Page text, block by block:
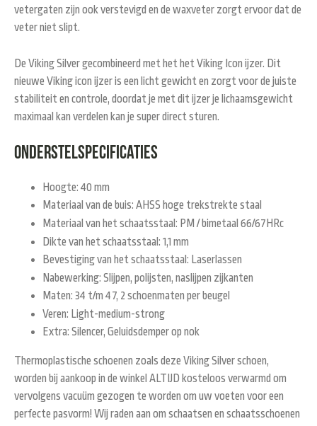
vetergaten zijn ook verstevigd en de waxveter zorgt ervoor dat de
veter niet slipt.
De Viking Silver gecombineerd met het het Viking Icon ijzer. Dit
nieuwe Viking icon ijzer is een licht gewicht en zorgt voor de juiste
stabiliteit en controle, doordat je met dit ijzer je lichaamsgewicht
maximaal kan verdelen kan je super direct sturen.
Onderstelspecificaties
Hoogte: 40 mm
Materiaal van de buis: AHSS hoge trekstrekte staal
Materiaal van het schaatsstaal: PM / bimetaal 66/67HRc
Dikte van het schaatsstaal: 1,1 mm
Bevestiging van het schaatsstaal: Laserlassen
Nabewerking: Slijpen, polijsten, naslijpen zijkanten
Maten: 34 t/m 47, 2 schoenmaten per beugel
Veren: Light-medium-strong
Extra: Silencer, Geluidsdemper op nok
Thermoplastische schoenen zoals deze Viking Silver schoen,
worden bij aankoop in de winkel ALTIJD kosteloos verwarmd om
vervolgens vacuüm gezogen te worden om uw voeten voor een
perfecte pasvorm! Wij raden aan om schaatsen en schaatsschoenen